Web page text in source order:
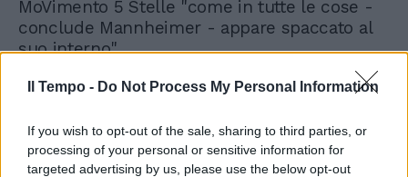
Il Tempo - Do Not Process My Personal Information
If you wish to opt-out of the sale, sharing to third parties, or
processing of your personal or sensitive information for
targeted advertising by us, please use the below opt-out
MoVimento 5 Stelle "come in tutte le cose -
conclude Mannheimer - appare spaccato al
suo interno".